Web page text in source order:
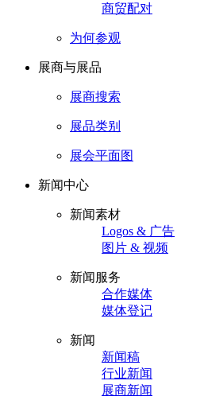
商贸配对
为何参观
展商与展品
展商搜索
展品类别
展会平面图
新闻中心
新闻素材
Logos & 广告
图片 & 视频
新闻服务
合作媒体
媒体登记
新闻
新闻稿
行业新闻
展商新闻